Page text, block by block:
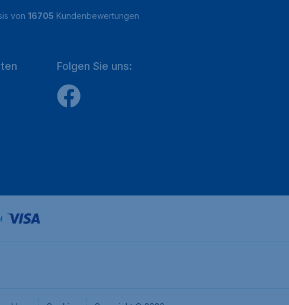
von 16705 Kundenbewertungen
Folgen Sie uns: